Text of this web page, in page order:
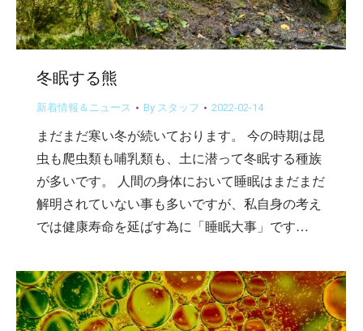
冬眠する熊
新着情報＆ニュース By スタッフ 2022-02-14
まだまだ寒い冬が続いております。 今の時期は昆
虫も爬虫類も哺乳類も、土に潜って冬眠する種族
が多いです。 人間の身体において睡眠はまだまだ
解明されていない事も多いですが、私自身の考え
では健康寿命を延ばす為に「睡眠大事」です…